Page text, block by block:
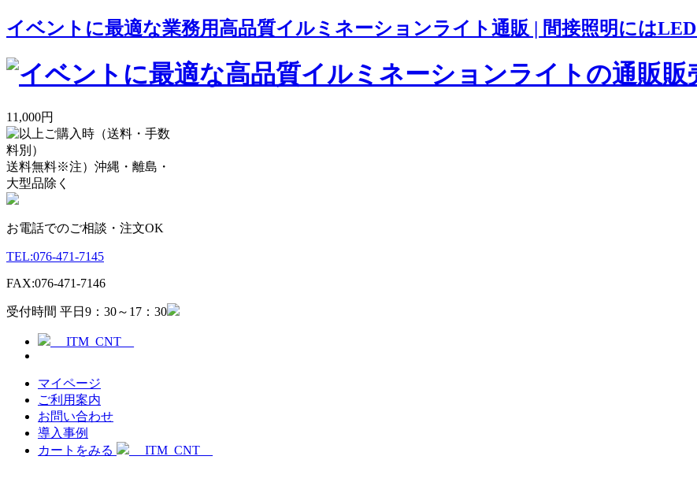
イベントに最適な業務用高品質イルミネーションライト通販 | 間接照明には
11,000円
送料無料※注）沖縄・離島・
大型品除く
お電話でのご相談・注文OK
TEL:076-471-7145
FAX:076-471-7146
受付時間 平日9：30～17：30
__ITM_CNT__
マイページ
ご利用案内
お問い合わせ
導入事例
カートをみる
__ITM_CNT__